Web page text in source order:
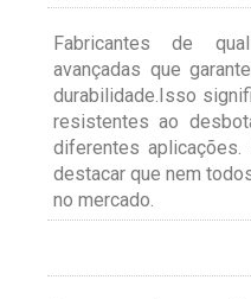
Fabricantes de
avançadas que
durabilidade.Isso
resistentes ao
diferentes
destacar que nem
no mercado.